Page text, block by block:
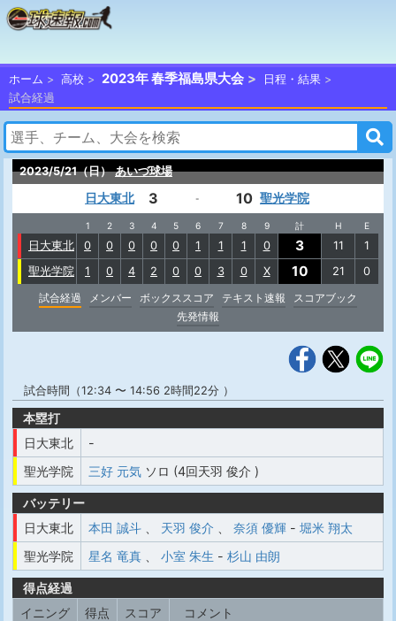
ホーム 高校 2023年 春季福島県大会
日程・結果
試合経過
2023/5/21（日） あいづ球場
日大東北 3 - 10 聖光学院
1 2 3 4 5 6 7 8 9 計 H E
日大東北 0 0 0 0 0 1 1 1 0 3 11
1
聖光学院
1 0 4 2 0 0 3 0 X 10 21
0
試合経過
メンバー ボックススコア テキスト速報
スコアブック
先発情報
試合時間（12:34 〜 14:56 2時間22分 ）
本塁打
日大東北
-
聖光学院
三好 元気 ソロ (4回天羽 俊介 )
バッテリー
日大東北
本田 誠斗 天羽 俊介 奈須 優輝 - 堀米 翔太
聖光学院
星名 竜真 小室 朱生 - 杉山 由朗
得点経過
イニング
得点 スコア コメント